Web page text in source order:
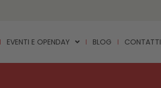
EVENTI E OPENDAY BLOG CONTATTI